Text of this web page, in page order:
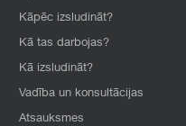
Kāpēc izsludināt?
Kā tas darbojas?
Kā izsludināt?
Vadība un konsultācijas
Atsauksmes